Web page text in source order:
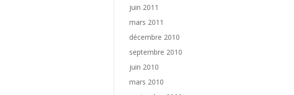
juin 2011
mars 2011
décembre 2010
septembre 2010
juin 2010
mars 2010